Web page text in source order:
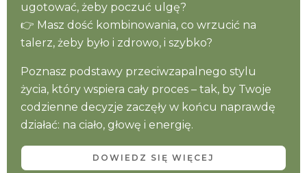
ugotować, żeby poczuć ulgę?
👉 Masz dość kombinowania, co wrzucić na
talerz, żeby było i zdrowo, i szybko?
Poznasz podstawy przeciwzapalnego stylu
życia, który wspiera cały proces – tak, by Twoje
codzienne decyzje zaczęły w końcu naprawdę
działać: na ciało, głowę i energię.
DOWIEDZ SIĘ WIĘCEJ